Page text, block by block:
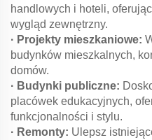
handlowych i hoteli,
wygląd zewnętrzny.
· Projekty mieszkaniowe:
budynków mieszkalnych,
domów.
· Budynki publiczne:
placówek edukacyjnych,
funkcjonalności i stylu.
· Remonty: Ulepsz